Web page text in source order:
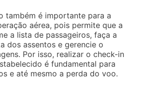
também é importante para a
aérea, pois permite que a
a lista de passageiros, faça a
dos assentos e gerencie o
Por isso, realizar o check-in
é fundamental para
e até mesmo a perda do voo.